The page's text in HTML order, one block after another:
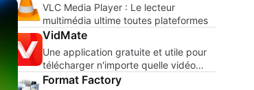
VLC Media Player : Le lecteur
multimédia ultime toutes plateformes
VidMate
Une application gratuite et utile pour
télécharger n'importe quelle vidéo
d'Internet.
Format Factory